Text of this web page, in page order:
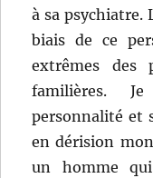
à sa psychiatre.
biais de ce
extrêmes des
familières.
personnalité et
en dérision
un homme